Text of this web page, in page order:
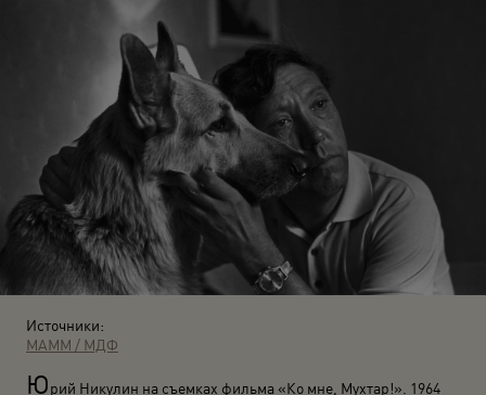
Источники:
МАММ / МДФ
Юрий Никулин на съемках фильма «Ко мне, Мухтар!». 1964